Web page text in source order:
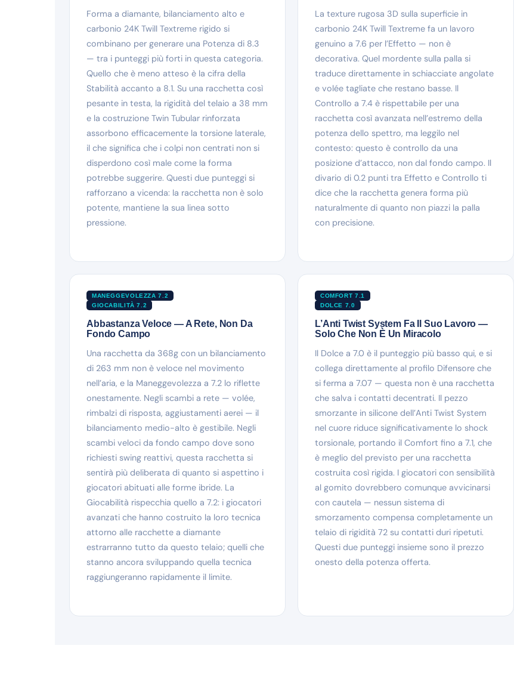
Forma a diamante, bilanciamento alto e
carbonio 24K Twill Textreme rigido si
combinano per generare una Potenza di 8.3
— tra i punteggi più forti in questa categoria.
Quello che è meno atteso è la cifra della
Stabilità accanto a 8.1. Su una racchetta così
pesante in testa, la rigidità del telaio a 38 mm
e la costruzione Twin Tubular rinforzata
assorbono efficacemente la torsione laterale,
il che significa che i colpi non centrati non si
disperdono così male come la forma
potrebbe suggerire. Questi due punteggi si
rafforzano a vicenda: la racchetta non è solo
potente, mantiene la sua linea sotto
pressione.
La texture rugosa 3D sulla superficie in
carbonio 24K Twill Textreme fa un lavoro
genuino a 7.6 per l’Effetto — non è
decorativa. Quel mordente sulla palla si
traduce direttamente in schiacciate angolate
e volée tagliate che restano basse. Il
Controllo a 7.4 è rispettabile per una
racchetta così avanzata nell’estremo della
potenza dello spettro, ma leggilo nel
contesto: questo è controllo da una
posizione d’attacco, non dal fondo campo. Il
divario di 0.2 punti tra Effetto e Controllo ti
dice che la racchetta genera forma più
naturalmente di quanto non piazzi la palla
con precisione.
MANEGGEVOLEZZA 7.2
GIOCABILITÀ 7.2
Abbastanza Veloce — A Rete, Non Da
Fondo Campo
Una racchetta da 368g con un bilanciamento
di 263 mm non è veloce nel movimento
nell’aria, e la Maneggevolezza a 7.2 lo riflette
onestamente. Negli scambi a rete — volée,
rimbalzi di risposta, aggiustamenti aerei — il
bilanciamento medio-alto è gestibile. Negli
scambi veloci da fondo campo dove sono
richiesti swing reattivi, questa racchetta si
sentirà più deliberata di quanto si aspettino i
giocatori abituati alle forme ibride. La
Giocabilità rispecchia quello a 7.2: i giocatori
avanzati che hanno costruito la loro tecnica
attorno alle racchette a diamante
estrarranno tutto da questo telaio; quelli che
stanno ancora sviluppando quella tecnica
raggiungeranno rapidamente il limite.
COMFORT 7.1
DOLCE 7.0
L’Anti Twist System Fa Il Suo Lavoro —
Solo Che Non È Un Miracolo
Il Dolce a 7.0 è il punteggio più basso qui, e si
collega direttamente al profilo Difensore che
si ferma a 7.07 — questa non è una racchetta
che salva i contatti decentrati. Il pezzo
smorzante in silicone dell’Anti Twist System
nel cuore riduce significativamente lo shock
torsionale, portando il Comfort fino a 7.1, che
è meglio del previsto per una racchetta
costruita così rigida. I giocatori con sensibilità
al gomito dovrebbero comunque avvicinarsi
con cautela — nessun sistema di
smorzamento compensa completamente un
telaio di rigidità 72 su contatti duri ripetuti.
Questi due punteggi insieme sono il prezzo
onesto della potenza offerta.